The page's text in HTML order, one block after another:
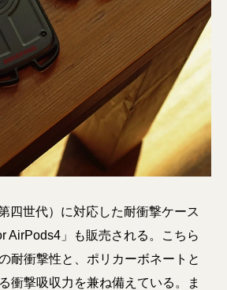
四世代）に対応した耐衝撃ケース
AirPods4」も販売される。こちら
耐衝撃性と、ポリカーボネートと
衝撃吸収力を兼ね備えている。ま